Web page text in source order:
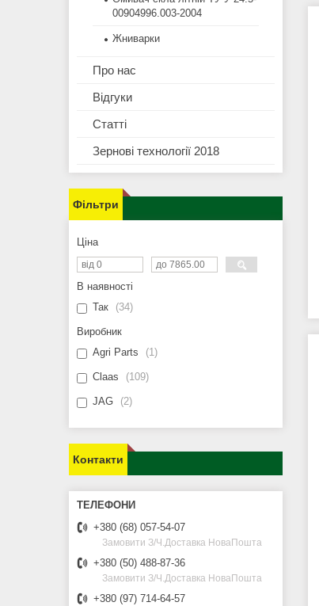
00904996.003-2004
Жниварки
Про нас
Відгуки
Статті
Зернові технології 2018
Фільтри
Ціна
В наявності
Так
34
Виробник
Agri Parts
1
Claas 109
JAG 2
Контакти
+380 (68) 057-54-07
Замовити З/Ч.Доставка НоваПошта
+380 (50) 488-87-36
Замовити З/Ч.Доставка НоваПошта
+380 (97) 714-64-57